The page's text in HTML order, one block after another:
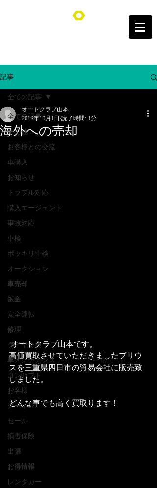
オートクラブ山本/Auto Club YAMAMOTO
記事
全ての記事
その他
お客様との交流
車購入
お知らせ
トラブル対応
購入エージェント
事故対応
車検
ポッキリ車検
オークション
車売却
鈑金
安全運転
修理
タイヤ交換
車メンテナンス
コンセプト
お客様
クーポン
セール
損害保険
出張
お得情報
レンタカー
全ての記事
海外への売却
オートクラブ山本
2019年10月1日 読了時間: 1分
オートクラブ山本です。
高価買取させていただきましたプリウ
スを三重県四日市の貿易会社に販売致
しました。
どんな車でも高く買取ります！